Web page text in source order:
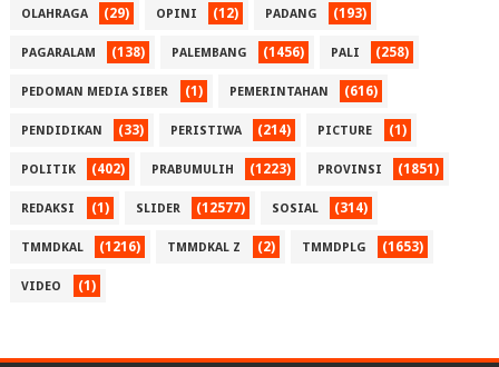
OLAHRAGA (29) OPINI (12) PADANG (193)
PAGARALAM (138) PALEMBANG (1456) PALI (258)
PEDOMAN MEDIA SIBER (1) PEMERINTAHAN (616)
PENDIDIKAN (33) PERISTIWA (214) PICTURE (1)
POLITIK (402) PRABUMULIH (1223) PROVINSI (1851)
REDAKSI (1) SLIDER (12577) SOSIAL (314)
TMMDKAL (1216) TMMDKAL Z (2) TMMDPLG (1653)
VIDEO (1)